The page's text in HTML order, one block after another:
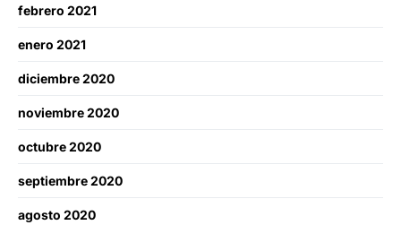
febrero 2021
enero 2021
diciembre 2020
noviembre 2020
octubre 2020
septiembre 2020
agosto 2020